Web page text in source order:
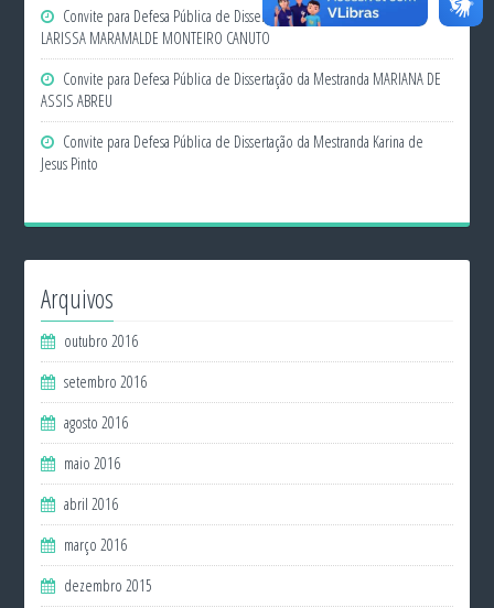
Convite para Defesa Pública de Dissertação da Mestranda THAENA
LARISSA MARAMALDE MONTEIRO CANUTO
Convite para Defesa Pública de Dissertação da Mestranda MARIANA DE
ASSIS ABREU
Convite para Defesa Pública de Dissertação da Mestranda Karina de
Jesus Pinto
Arquivos
outubro 2016
setembro 2016
agosto 2016
maio 2016
abril 2016
março 2016
dezembro 2015